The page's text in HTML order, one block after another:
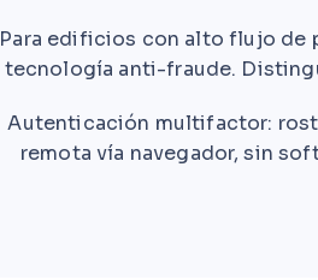
Para edificios con alto flujo de
tecnología anti-fraude.
Autenticación multifactor:
remota vía navegador, sin